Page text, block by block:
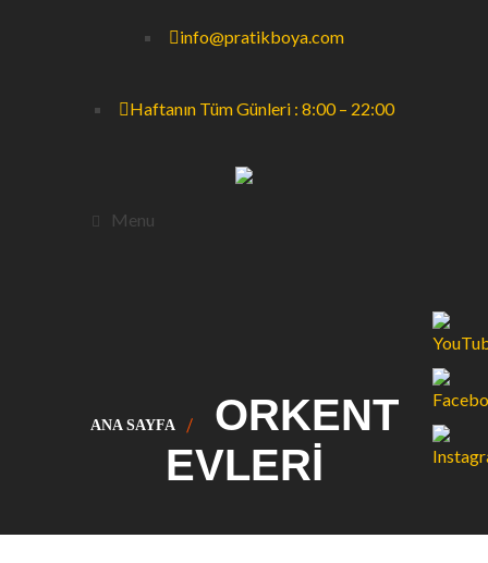
info@pratikboya.com
Haftanın Tüm Günleri : 8:00 – 22:00
Menu
ANA SAYFA
ORKENT
EVLERİ